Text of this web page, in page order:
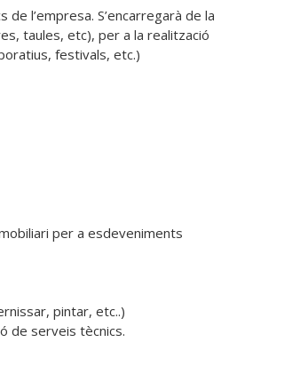
l’empresa. S’encarregarà de la
taules, etc), per a la realització
festivals, etc.)
de serveis tècnics.